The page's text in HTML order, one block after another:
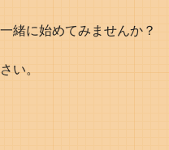
緒に始めてみませんか？
い。